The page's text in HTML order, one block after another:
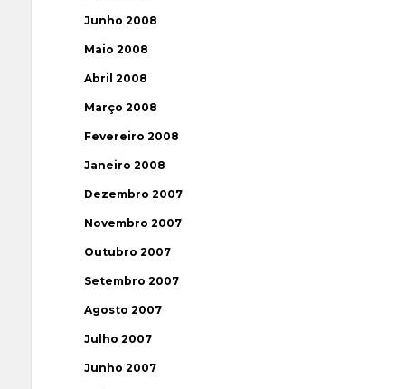
Junho 2008
Maio 2008
Abril 2008
Março 2008
Fevereiro 2008
Janeiro 2008
Dezembro 2007
Novembro 2007
Outubro 2007
Setembro 2007
Agosto 2007
Julho 2007
Junho 2007